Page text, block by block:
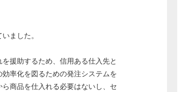
ました。
援助するため、信用ある仕入先と
率化を図るための発注システムを
商品を仕入れる必要はないし、セ